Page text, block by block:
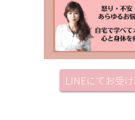
LINEにてお受